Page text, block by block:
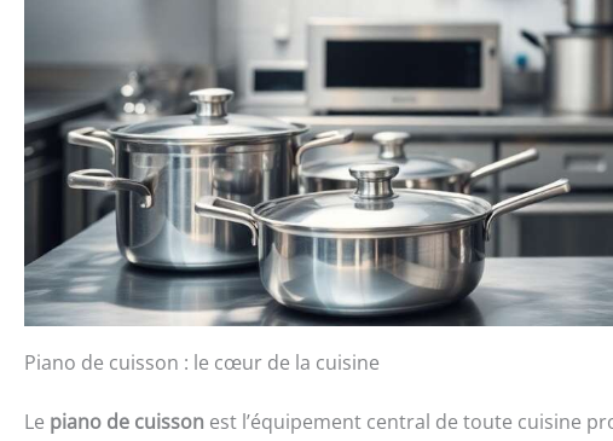
Piano de cuisson : le cœur de la cuisine
Le piano de cuisson est l’équipement central de toute cuisine